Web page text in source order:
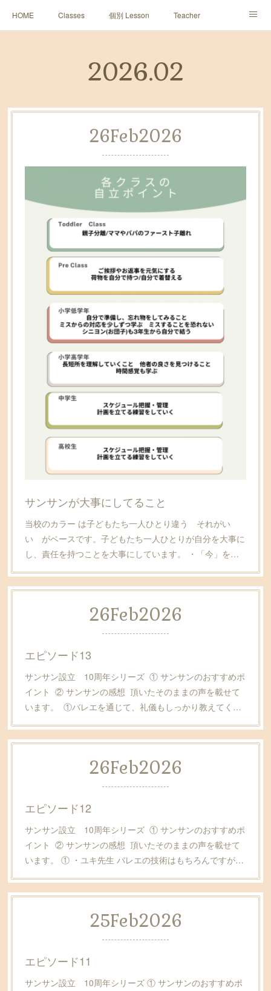
HOME Classes 個別 Lesson Teacher
2026.02
26Feb2026
サンサンが大事にしてること
当校のカラー は子どもたち一人ひとり違う それがい
い がベースです。子どもたち一人ひとりが自分を大事に
し、責任を持つことを大事にしています。 ・「今」を…
26Feb2026
エピソード13
サンサン設立 10周年シリーズ ① サンサンのおすすめポ
イント ② サンサンの感想 頂いたそのままの声を載せて
います。 ①バレエを通じて、礼儀もしっかり教えてく…
26Feb2026
エピソード12
サンサン設立 10周年シリーズ ① サンサンのおすすめポ
イント ② サンサンの感想 頂いたそのままの声を載せて
います。 ① ・ユキ先生 バレエの技術はもちろんですが…
25Feb2026
エピソード11
サンサン設立 10周年シリーズ ① サンサンのおすすめポ